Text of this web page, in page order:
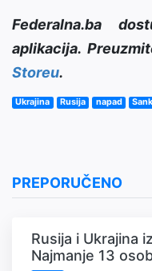
Federalna.ba
aplikacija.
Storeu.
Ukrajina Rusija napad
PREPORUČENO
Rusija i Ukrajina
Najmanje 13